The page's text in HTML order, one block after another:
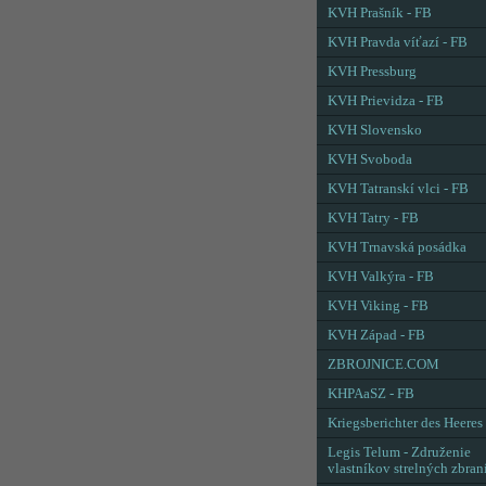
KVH Prašník - FB
KVH Pravda víťazí - FB
KVH Pressburg
KVH Prievidza - FB
KVH Slovensko
KVH Svoboda
KVH Tatranskí vlci - FB
KVH Tatry - FB
KVH Trnavská posádka
KVH Valkýra - FB
KVH Viking - FB
KVH Západ - FB
ZBROJNICE.COM
KHPAaSZ - FB
Kriegsberichter des Heeres
Legis Telum - Združenie
vlastníkov strelných